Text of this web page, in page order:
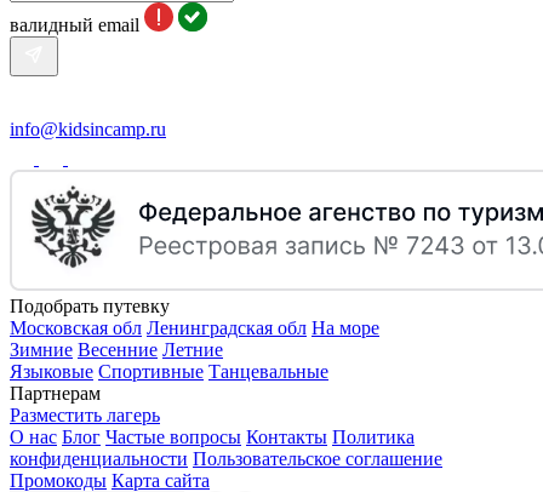
валидный email
info@kidsincamp.ru
Подобрать путевку
Московская обл Ленинградская обл На море
Зимние Весенние Летние
Языковые Спортивные Танцевальные
Партнерам
Разместить лагерь
О нас Блог Частые вопросы Контакты Политика
конфиденциальности Пользовательское соглашение
Промокоды Карта сайта